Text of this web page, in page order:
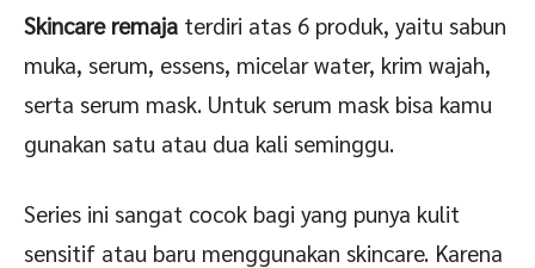
Skincare remaja terdiri atas 6 produk, yaitu sabun
muka, serum, essens, micelar water, krim wajah,
serta serum mask. Untuk serum mask bisa kamu
gunakan satu atau dua kali seminggu.
Series ini sangat cocok bagi yang punya kulit
sensitif atau baru menggunakan skincare. Karena